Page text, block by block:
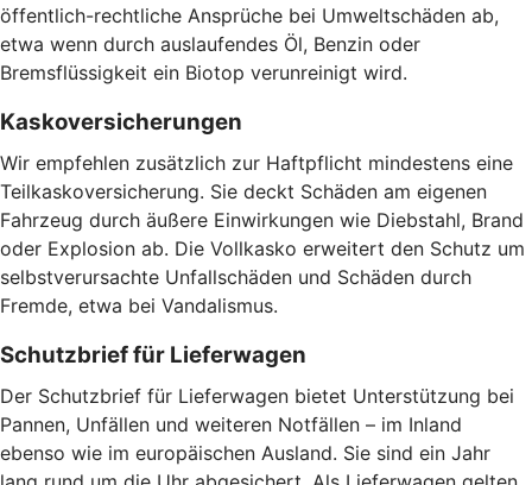
öffentlich-rechtliche Ansprüche bei Umweltschäden ab,
etwa wenn durch auslaufendes Öl, Benzin oder
Bremsflüssigkeit ein Biotop verunreinigt wird.
Kaskoversicherungen
Wir empfehlen zusätzlich zur Haftpflicht mindestens eine
Teilkaskoversicherung. Sie deckt Schäden am eigenen
Fahrzeug durch äußere Einwirkungen wie Diebstahl, Brand
oder Explosion ab. Die Vollkasko erweitert den Schutz um
selbstverursachte Unfallschäden und Schäden durch
Fremde, etwa bei Vandalismus.
Schutzbrief für Lieferwagen
Der Schutzbrief für Lieferwagen bietet Unterstützung bei
Pannen, Unfällen und weiteren Notfällen – im Inland
ebenso wie im europäischen Ausland. Sie sind ein Jahr